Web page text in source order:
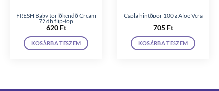
FRESH Baby törlőkendő Cream
72 db flip-top
620 Ft
KOSÁRBA TESZEM
Caola hintőpor 100 g Aloe Vera
705 Ft
KOSÁRBA TESZEM